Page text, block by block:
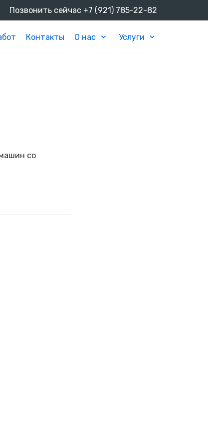
Позвонить сейчас +7 (921) 785-22-82
Контакты О нас Услуги
со